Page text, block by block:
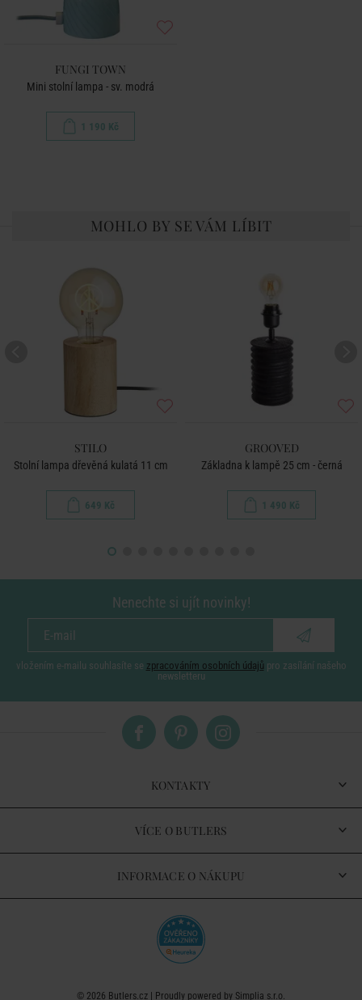
FUNGI TOWN
Mini stolní lampa - sv. modrá
1 190 Kč
MOHLO BY SE VÁM LÍBIT
STILO
Stolní lampa dřevěná kulatá 11 cm
649 Kč
GROOVED
Základna k lampě 25 cm - černá
1 490 Kč
Nenechte si ujít novinky!
vložením e-mailu souhlasíte se zpracováním osobních údajů pro zasílání našeho
newsletteru
KONTAKTY
VÍCE O BUTLERS
INFORMACE O NÁKUPU
© 2026 Butlers.cz | Proudly powered by Simplia s.r.o.